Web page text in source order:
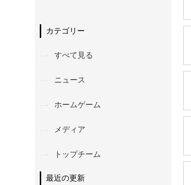
カテゴリー
すべて見る
ニュース
ホームゲーム
メディア
トップチーム
最近の更新